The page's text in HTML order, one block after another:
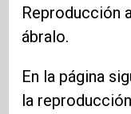
Reproducción
ábralo.
En la página
la